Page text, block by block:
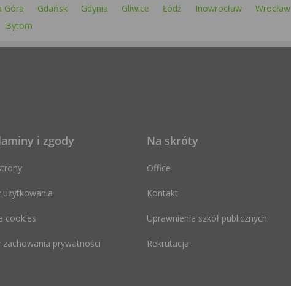
Góra Gdańsk Gdynia Gliwice Łódź Inowrocław Wrocław
Bytom
i zgody
użytkowania
cookies
zachowania prywatności
Na skróty
Office
Kontakt
Uprawnienia szkół publicznych
Rekrutacja